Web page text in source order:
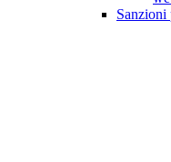
Sanzioni